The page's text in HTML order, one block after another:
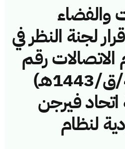
والفضاء
لجنة النظر في
رقم
(42748974/ق/1443هـ)
فيرجن
لنظام